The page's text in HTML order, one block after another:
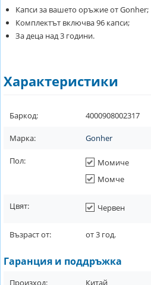
Капси за вашето оръжие от Gonher;
Комплектът включва 96 капси;
За деца над 3 години.
Характеристики
Баркод: 4000908002317
Марка: Gonher
Пол:
Момиче
Момче
Цвят: Червен
Възраст от: от3 год.
Гаранция и поддръжка
Произход: Китай